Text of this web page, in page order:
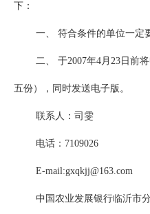
下：
一、 符合条件的单位一定要
二、 于2007年4月23日前将
五份），同时发送电子版。
联系人：司雯
电话：7109026
E-mail:gxqkjj@163.com
中国农业发展银行临沂市分